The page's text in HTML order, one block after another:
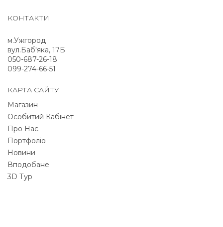
КОНТАКТИ
м.Ужгород
вул.Баб'яка, 17Б
050-687-26-18
099-274-66-51
КАРТА САЙТУ
Магазин
Особитий Кабінет
Про Нас
Портфоліо
Новини
Вподобане
3D Тур